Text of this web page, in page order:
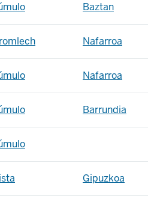
Baztan
Nafarroa
Nafarroa
Barrundia
Gipuzkoa